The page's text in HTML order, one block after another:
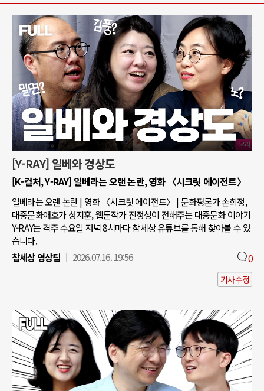
[Y-RAY] 일베와 경상도
[K-컬처, Y-RAY] 일베라는 오랜 논란, 영화 〈시크릿 에이전트〉
일베라는 오랜 논란 | 영화 〈시크릿 에이전트〉 | 문화평론가 손희정,
대중문화애호가 성지훈, 웹툰작가 진정성이 전해주는 대중문화 이야기
Y-RAY는 격주 수요일 저녁 8시마다 참세상 유튜브를 통해 찾아볼 수 있
습니다.
참세상 영상팀
2026.07.16. 19:56 0
기사수정